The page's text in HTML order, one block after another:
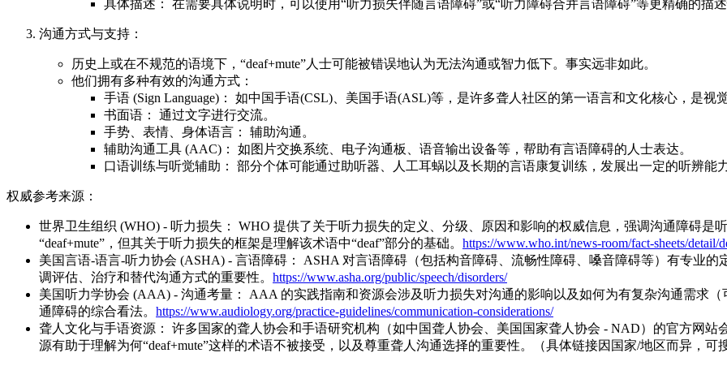
具体描述： 在需要具体说明时，可以使用“听力损失伴随言语障碍”或“听力障碍合并言语障碍”等更精确的描述
沟通方式与支持：
历史上或在不规范的语境下，“deaf+mute”人士可能被错误地认为无法沟通或智力低下。事实远非如此。
他们拥有多种有效的沟通方式：
手语 (Sign Language)： 如中国手语(CSL)、美国手语(ASL)等，是许多聋人社区的第一语言和文化核心，是视
书面语： 通过文字进行交流。
手势、表情、身体语言： 辅助沟通。
辅助沟通工具 (AAC)： 如图片交换系统、电子沟通板、语音输出设备等，帮助有言语障碍的人士表达。
口语训练与听觉辅助： 部分个体可能通过助听器、人工耳蜗以及长期的言语康复训练，发展出一定的听辨能
权威参考来源：
世界卫生组织 (WHO) - 听力损失： WHO 提供了关于听力损失的定义、分级、原因和影响的权威信息，强调沟通障碍是
“deaf+mute”，但其关于听力损失的框架是理解该术语中“deaf”部分的基础。 https://www.who.int/news-room/fact-sheets/detail/
美国言语-语言-听力协会 (ASHA) - 言语障碍： ASHA 对言语障碍（包括构音障碍、流畅性障碍、嗓音障碍等）有专业的
调评估、治疗和替代沟通方式的重要性。 https://www.asha.org/public/speech/disorders/
美国听力学协会 (AAA) - 沟通考量： AAA 的实践指南和资源会涉及听力损失对沟通的影响以及如何为有复杂沟通需求
通障碍的综合看法。 https://www.audiology.org/practice-guidelines/communication-considerations/
聋人文化与手语资源： 许多国家的聋人协会和手语研究机构（如中国聋人协会、美国国家聋人协会 - NAD）的官方网
源有助于理解为何“deaf+mute”这样的术语不被接受，以及尊重聋人沟通选择的重要性。（具体链接因国家/地区而异，可